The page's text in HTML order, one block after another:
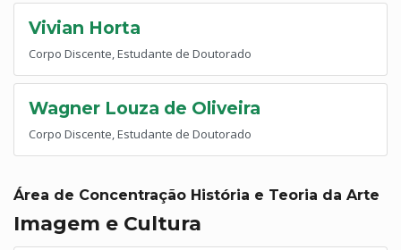
Vivian Horta
Corpo Discente, Estudante de Doutorado
Wagner Louza de Oliveira
Corpo Discente, Estudante de Doutorado
Área de Concentração História e Teoria da Arte
Imagem e Cultura